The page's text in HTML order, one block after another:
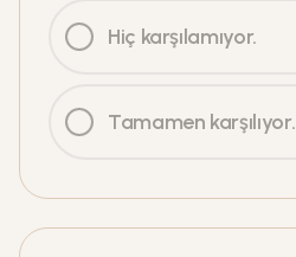
Hiç karşılamıyor.
Tamamen karşılıyor.